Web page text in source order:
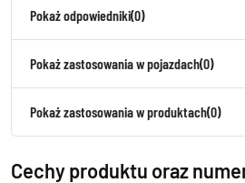
Pokaż odpowiedniki(0)
Pokaż zastosowania w pojazdach(0)
Pokaż zastosowania w produktach(0)
Cechy produktu oraz